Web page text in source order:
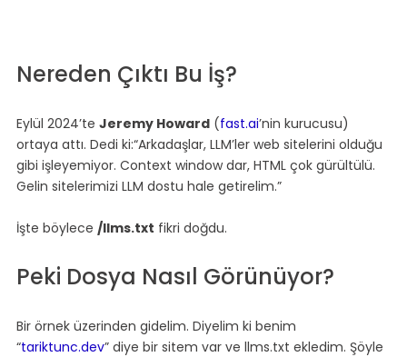
Nereden Çıktı Bu İş?
Eylül 2024’te Jeremy Howard (fast.ai’nin kurucusu)
ortaya attı. Dedi ki:“Arkadaşlar, LLM’ler web sitelerini olduğu
gibi işleyemiyor. Context window dar, HTML çok gürültülü.
Gelin sitelerimizi LLM dostu hale getirelim.”
İşte böylece /llms.txt fikri doğdu.
Peki Dosya Nasıl Görünüyor?
Bir örnek üzerinden gidelim. Diyelim ki benim
“tariktunc.dev” diye bir sitem var ve llms.txt ekledim. Şöyle